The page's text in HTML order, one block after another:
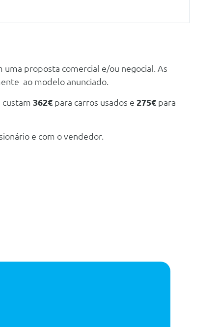
proposta comercial e/ou negocial. As
ao modelo anunciado.
custam 362€para carros usados e 275€para
e com o vendedor.